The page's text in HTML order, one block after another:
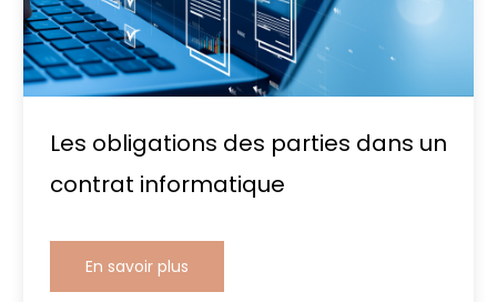
Les obligations des parties dans un
contrat informatique
En savoir plus